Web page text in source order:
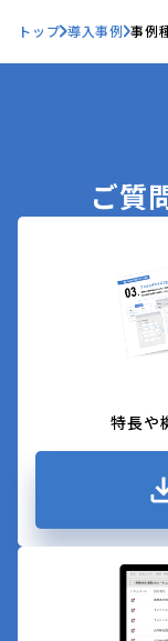
トップ 導入事例 事例
ご質
特長や